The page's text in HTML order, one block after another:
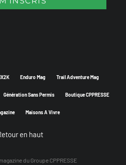
Enduro Mag Trail Adventure Mag
Génération Sans Permis Boutique CPPRESSE
Maisons A Vivre
en haut
du Groupe CPPRESSE